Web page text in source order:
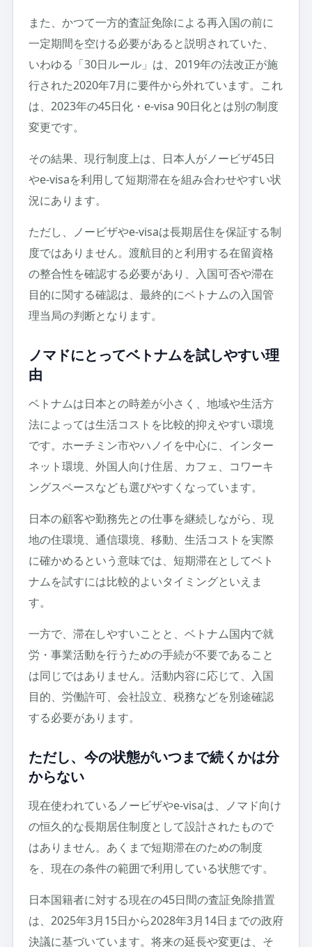
また、かつて一方的査証免除による再入国の前に
一定期間を空ける必要があると説明されていた、
いわゆる「30日ルール」は、2019年の法改正が施
行された2020年7月に要件から外れています。これ
は、2023年の45日化・e-visa 90日化とは別の制度
変更です。
その結果、現行制度上は、日本人がノービザ45日
やe-visaを利用して短期滞在を組み合わせやすい状
況にあります。
ただし、ノービザやe-visaは長期居住を保証する制
度ではありません。渡航目的と利用する在留資格
の整合性を確認する必要があり、入国可否や滞在
目的に関する確認は、最終的にベトナムの入国管
理当局の判断となります。
ノマドにとってベトナムを試しやすい理
由
ベトナムは日本との時差が小さく、地域や生活方
法によっては生活コストを比較的抑えやすい環境
です。ホーチミン市やハノイを中心に、インター
ネット環境、外国人向け住居、カフェ、コワーキ
ングスペースなども選びやすくなっています。
日本の顧客や勤務先との仕事を継続しながら、現
地の住環境、通信環境、移動、生活コストを実際
に確かめるという意味では、短期滞在としてベト
ナムを試すには比較的よいタイミングといえま
す。
一方で、滞在しやすいことと、ベトナム国内で就
労・事業活動を行うための手続が不要であること
は同じではありません。活動内容に応じて、入国
目的、労働許可、会社設立、税務などを別途確認
する必要があります。
ただし、今の状態がいつまで続くかは分
からない
現在使われているノービザやe-visaは、ノマド向け
の恒久的な長期居住制度として設計されたもので
はありません。あくまで短期滞在のための制度
を、現在の条件の範囲で利用している状態です。
日本国籍者に対する現在の45日間の査証免除措置
は、2025年3月15日から2028年3月14日までの政府
決議に基づいています。将来の延長や変更は、そ